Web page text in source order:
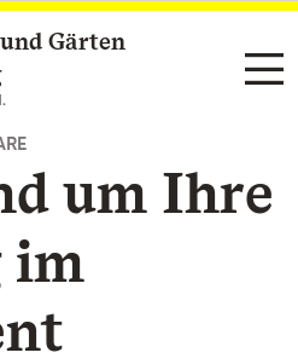
Gärten
um Ihre
im